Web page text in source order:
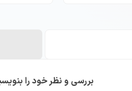
بررسی و نظر خود را